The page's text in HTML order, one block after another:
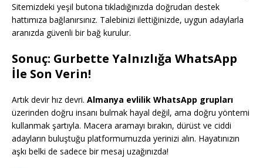
Sitemizdeki yeşil butona tıkladığınızda doğrudan destek
hattımıza bağlanırsınız. Talebinizi ilettiğinizde, uygun adaylarla
aranızda güvenli bir bağ kurulur.
Sonuç: Gurbette Yalnızlığa WhatsApp
İle Son Verin!
Artık devir hız devri. Almanya evlilik WhatsApp grupları
üzerinden doğru insanı bulmak hayal değil, ama doğru yöntemi
kullanmak şartıyla. Macera aramayı bırakın, dürüst ve ciddi
adayların buluştuğu platformumuzda yerinizi alın. Hayatınızın
aşkı belki de sadece bir mesaj uzağınızda!